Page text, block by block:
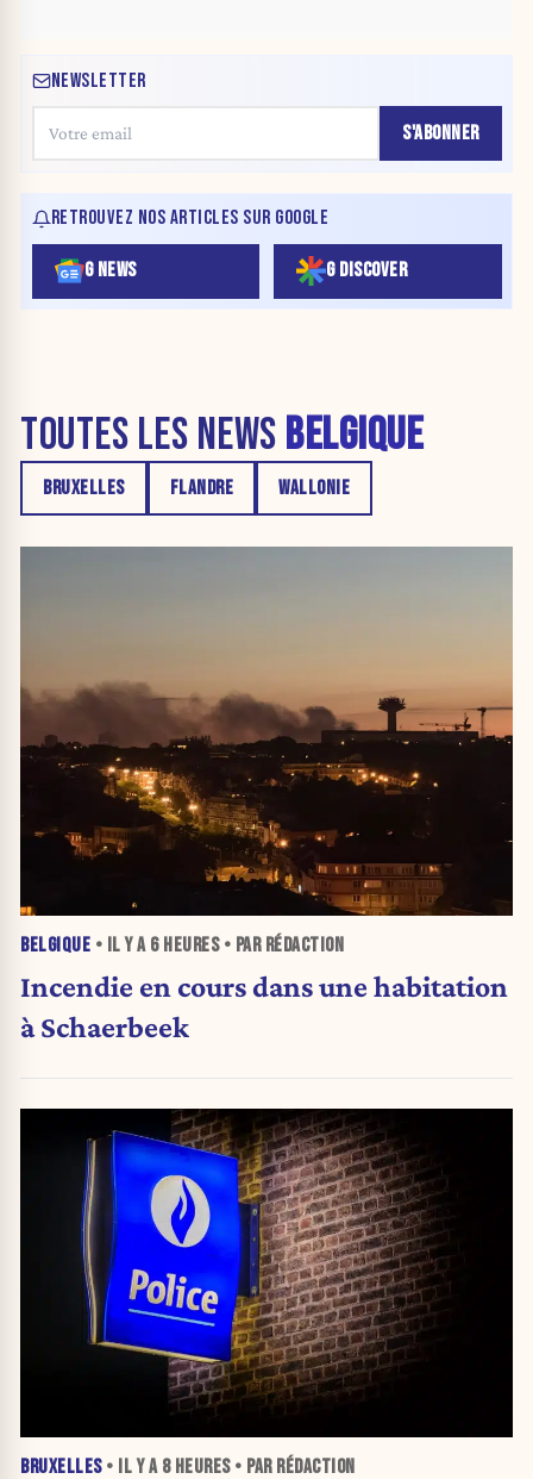
NEWSLETTER
S'ABONNER
RETROUVEZ NOS ARTICLES SUR GOOGLE
G NEWS G DISCOVER
TOUTES LES NEWS BELGIQUE
BRUXELLES FLANDRE WALLONIE
BELGIQUE • IL Y A 6 HEURES• PAR RÉDACTION
Incendie en cours dans une habitation
à Schaerbeek
BRUXELLES• IL Y A 8 HEURES• PAR RÉDACTION